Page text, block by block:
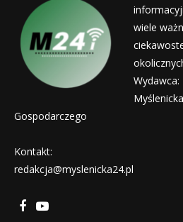
wiele
Wydawca:
Gospodarczego
Kontakt:
redakcja@myslenicka24.pl